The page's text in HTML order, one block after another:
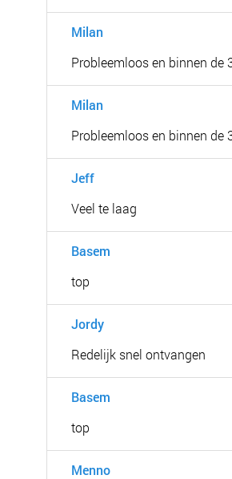
Milan
Probleemloos en binnen de
Milan
Probleemloos en binnen de
Jeff
Veel te laag
Basem
top
Jordy
Redelijk snel ontvangen
Basem
top
Menno